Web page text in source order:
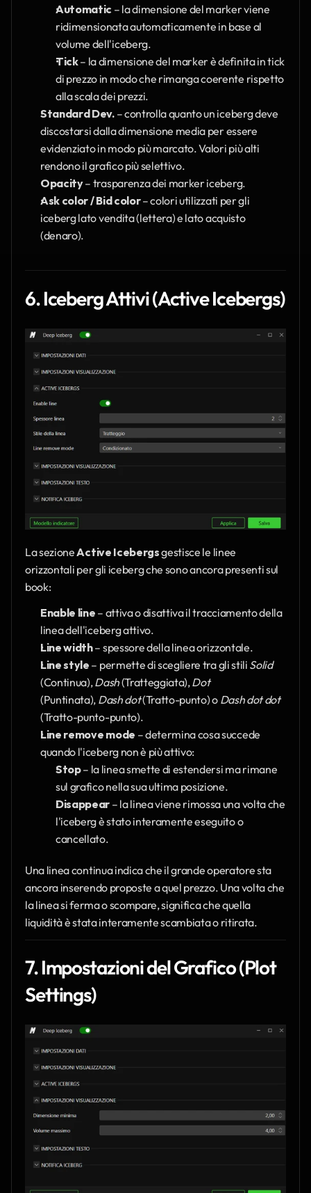
Automatic – la dimensione del marker viene
ridimensionata automaticamente in base al
volume dell'iceberg.
Tick – la dimensione del marker è definita in tick
di prezzo in modo che rimanga coerente rispetto
alla scala dei prezzi.
Standard Dev. – controlla quanto un iceberg deve
discostarsi dalla dimensione media per essere
evidenziato in modo più marcato. Valori più alti
rendono il grafico più selettivo.
Opacity – trasparenza dei marker iceberg.
Ask color / Bid color – colori utilizzati per gli
iceberg lato vendita (lettera) e lato acquisto
(denaro).
6. Iceberg Attivi (Active Icebergs)
La sezione Active Icebergs gestisce le linee
orizzontali per gli iceberg che sono ancora presenti sul
book:
Enable line – attiva o disattiva il tracciamento della
linea dell'iceberg attivo.
Line width – spessore della linea orizzontale.
Line style – permette di scegliere tra gli stili Solid
(Continua), Dash (Tratteggiata), Dot
(Puntinata), Dash dot (Tratto-punto) o Dash dot dot
(Tratto-punto-punto).
Line remove mode – determina cosa succede
quando l'iceberg non è più attivo:
Stop – la linea smette di estendersi ma rimane
sul grafico nella sua ultima posizione.
Disappear – la linea viene rimossa una volta che
l'iceberg è stato interamente eseguito o
cancellato.
Una linea continua indica che il grande operatore sta
ancora inserendo proposte a quel prezzo. Una volta che
la linea si ferma o scompare, significa che quella
liquidità è stata interamente scambiata o ritirata.
7. Impostazioni del Grafico (Plot
Settings)